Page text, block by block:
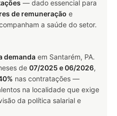
— dado essencial para
de remuneração e
a saúde do setor.
demanda em Santarém, PA.
de 07/2025 e 06/2026,
nas contratações —
na localidade que exige
da política salarial e